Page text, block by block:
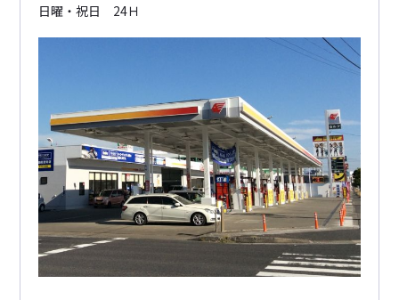
日曜・祝日 24Ｈ